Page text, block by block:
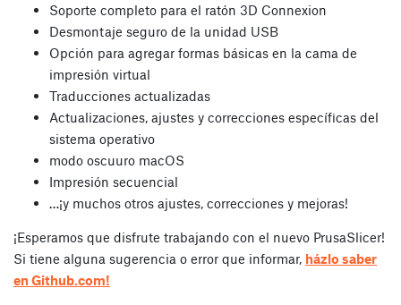
Soporte completo para el ratón 3D Connexion
Desmontaje seguro de la unidad USB
Opción para agregar formas básicas en la cama de
impresión virtual
Traducciones actualizadas
Actualizaciones, ajustes y correcciones específicas del
sistema operativo
modo oscuuro macOS
Impresión secuencial
…¡y muchos otros ajustes, correcciones y mejoras!
¡Esperamos que disfrute trabajando con el nuevo PrusaSlicer!
Si tiene alguna sugerencia o error que informar, házlo saber
en Github.com!